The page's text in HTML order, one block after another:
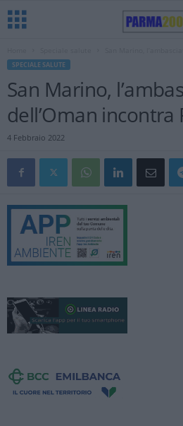
SPECIALE SALUTE
San Marino,
dell’Oman
4 Febbraio 2022